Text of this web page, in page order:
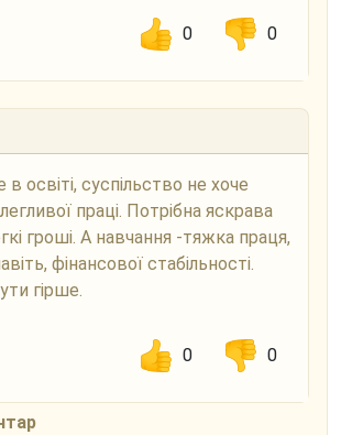
0 0
освіті, суспільство не хоче
праці. Потрібна яскрава
гроші. А навчання -тяжка праця,
фінансової стабільності.
гірше.
0 0